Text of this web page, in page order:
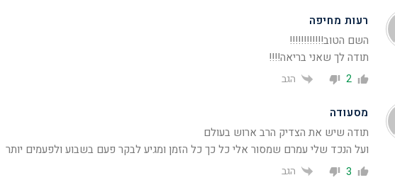
רעות מחיפה
השם הטוב!!!!!!!!!!!!
תודה לך שאני בריאה!!!!
2 הגב
מסעודה
תודה שיש את הצדיק הרב ארוש בעולם
ועל הנכד שלי עמרם שמסור אלי כל כך כל הזמן ומגיע לבקר פעם בשבוע ולפעמים יותר
3 הגב